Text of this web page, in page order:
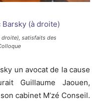
droite), satisfaits des
un avocat de la cause
Guillaume Jaouen,
cabinet M’zé Conseil.